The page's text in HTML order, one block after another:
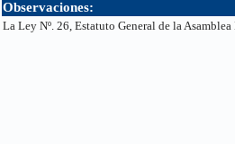
Observaciones:
La Ley Nº. 26, Estatuto General de la